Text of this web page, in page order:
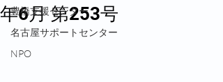
豊橋支援センター
名古屋サポートセンター
NPO
年6月 第253号